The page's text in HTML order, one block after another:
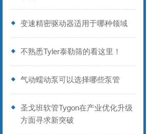
变速精密驱动器适用于哪种领域
不熟悉Tyler泰勒筛的看这里！
气动蠕动泵可以选择哪些泵管
圣戈班软管Tygon在产业优化升级
方面寻求新突破